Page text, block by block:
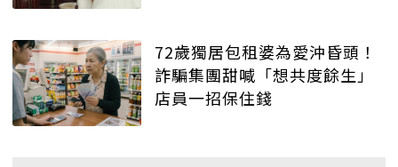
72歲獨居包租婆為愛沖昏頭！
詐騙集團甜喊「想共度餘生」
店員一招保住錢